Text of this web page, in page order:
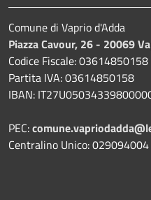
Comune di Vaprio d'Adda
Piazza Cavour, 26 - 20069
Codice Fiscale: 03614850158
Partita IVA: 03614850158
IBAN:
PEC:
Centralino Unico: 029094004